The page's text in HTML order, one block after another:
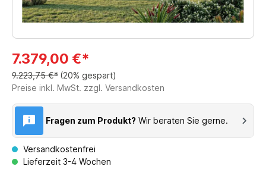
7.379,00 €*
9.223,75 €* (20% gespart)
Preise inkl. MwSt. zzgl. Versandkosten
Fragen zum Produkt? Wir beraten Sie gerne.
Versandkostenfrei
Lieferzeit 3-4 Wochen